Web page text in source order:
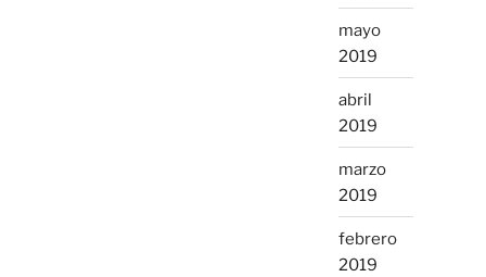
mayo
2019
abril
2019
marzo
2019
febrero
2019